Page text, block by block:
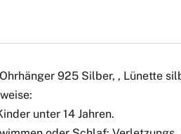
925 Silber, , Lünette
unter 14 Jahren.